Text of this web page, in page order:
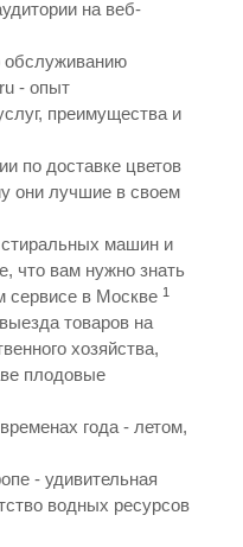
на веб-
обслуживанию
- опыт
преимущества и
по доставке цветов
они лучшие в своем
машин и
что вам нужно знать
сервисе в Москве 1
товаров на
хозяйства,
плодовые
года - летом,
- удивительная
водных ресурсов